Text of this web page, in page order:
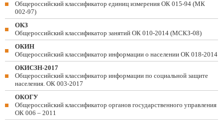
Общероссийский классификатор единиц измерения ОК 015-94 (МК
002-97)
ОКЗ
Общероссийский классификатор занятий ОК 010-2014 (МСКЗ-08)
ОКИН
Общероссийский классификатор информации о населении ОК 018-2014
ОКИСЗН-2017
Общероссийский классификатор информации по социальной защите
населения. ОК 003-2017
ОКОГУ
Общероссийский классификатор органов государственного управления
ОК 006 – 2011